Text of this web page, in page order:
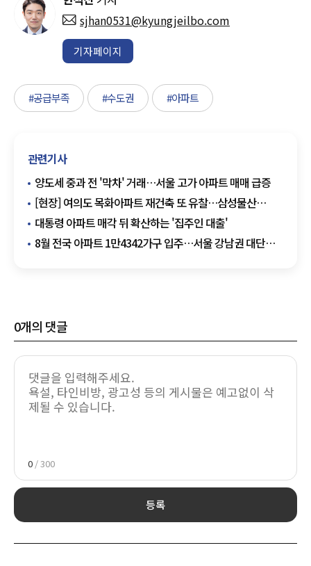
sjhan0531@kyungjeilbo.com
기자페이지
#공급부족 #수도권 #아파트
관련기사
양도세 중과 전 '막차' 거래…서울 고가 아파트 매매 급증
[현장] 여의도 목화아파트 재건축 또 유찰…삼성물산
무혈입성 청신호
대통령 아파트 매각 뒤 확산하는 '집주인 대출'
8월 전국 아파트 1만4342가구 입주…서울 강남권 대단지
0개의 댓글
0 / 300
등록